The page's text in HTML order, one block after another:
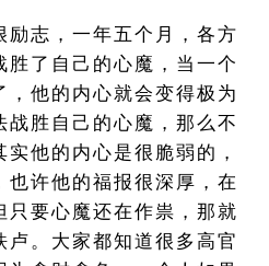
励志，一年五个月，各方
胜了自己的心魔，当一个
，他的内心就会变得极为
战胜自己的心魔，那么不
他的内心是很脆弱的，
也许他的福报很深厚，在
只要心魔还在作祟，那就
卢。大家都知道很多高官